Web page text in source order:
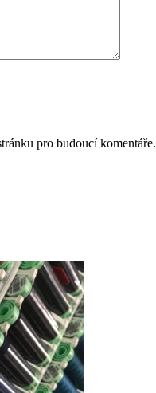
pro budoucí komentáře.